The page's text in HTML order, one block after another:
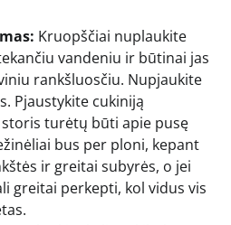
Kruopščiai nuplaukite
vandeniu ir būtinai jas
rankšluosčiu. Nupjaukite
Pjaustykite cukiniją
turėtų būti apie pusę
bus per ploni, kepant
ir greitai subyrės, o jei
greitai perkepti, kol vidus vis